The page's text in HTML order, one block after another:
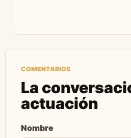
COMENTARIOS
La
actuación
Nombre